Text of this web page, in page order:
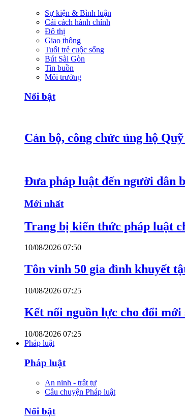
Sự kiện & Bình luận
Cải cách hành chính
Đô thị
Giao thông
Tuổi trẻ cuộc sống
Bút Sài Gòn
Tin buồn
Môi trường
Nổi bật
Cán bộ, công chức ủng hộ
Đưa pháp luật đến người dân
Mới nhất
Trang bị kiến thức pháp luật
10/08/2026 07:50
Tôn vinh 50 gia đình khuyết
10/08/2026 07:25
Kết nối nguồn lực cho đổi mới
10/08/2026 07:25
Pháp luật
Pháp luật
An ninh - trật tự
Câu chuyện Pháp luật
Nổi bật